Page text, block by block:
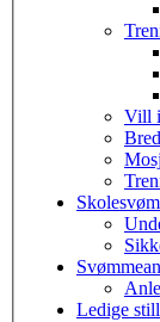
Vill
Ledige